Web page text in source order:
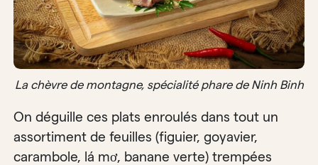
La chèvre de montagne, spécialité phare de Ninh Binh
On déguille ces plats enroulés dans tout un
assortiment de feuilles (figuier, goyavier,
carambole, lá mơ, banane verte) trempées